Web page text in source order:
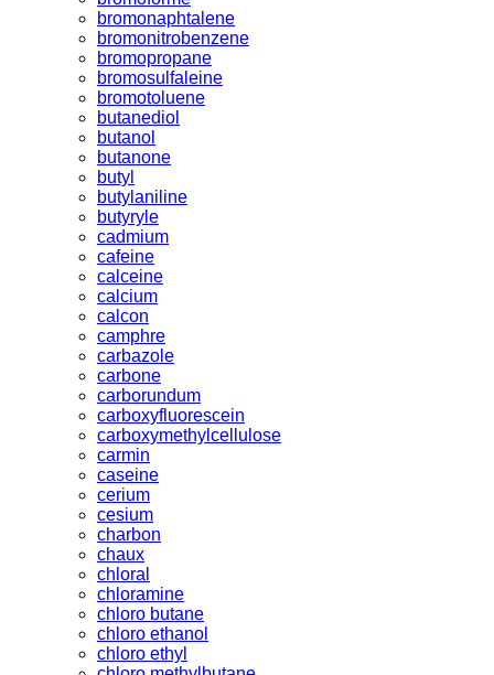
bromonaphtalene
bromonitrobenzene
bromopropane
bromosulfaleine
bromotoluene
butanediol
butanol
butanone
butyl
butylaniline
butyryle
cadmium
cafeine
calceine
calcium
calcon
camphre
carbazole
carbone
carborundum
carboxyfluorescein
carboxymethylcellulose
carmin
caseine
cerium
cesium
charbon
chaux
chloral
chloramine
chloro butane
chloro ethanol
chloro ethyl